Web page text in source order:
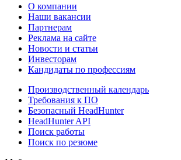
О компании
Наши вакансии
Партнерам
Реклама на сайте
Новости и статьи
Инвесторам
Кандидаты по профессиям
Производственный календарь
Требования к ПО
Безопасный HeadHunter
HeadHunter API
Поиск работы
Поиск по резюме